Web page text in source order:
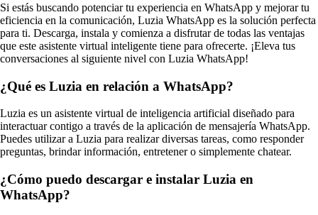
Si estás buscando potenciar tu experiencia en WhatsApp y mejorar tu
eficiencia en la comunicación, Luzia WhatsApp es la solución perfecta
para ti. Descarga, instala y comienza a disfrutar de todas las ventajas
que este asistente virtual inteligente tiene para ofrecerte. ¡Eleva tus
conversaciones al siguiente nivel con Luzia WhatsApp!
¿Qué es Luzia en relación a WhatsApp?
Luzia es un asistente virtual de inteligencia artificial diseñado para
interactuar contigo a través de la aplicación de mensajería WhatsApp.
Puedes utilizar a Luzia para realizar diversas tareas, como responder
preguntas, brindar información, entretener o simplemente chatear.
¿Cómo puedo descargar e instalar Luzia en
WhatsApp?